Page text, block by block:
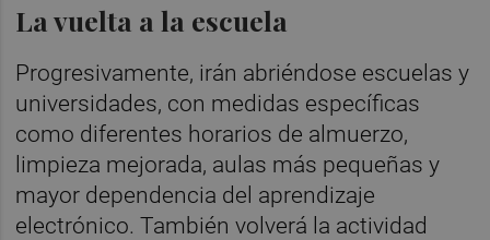
La vuelta a la escuela
Progresivamente, irán abriéndose escuelas y
universidades, con medidas específicas
como diferentes horarios de almuerzo,
limpieza mejorada, aulas más pequeñas y
mayor dependencia del aprendizaje
electrónico. También volverá la actividad